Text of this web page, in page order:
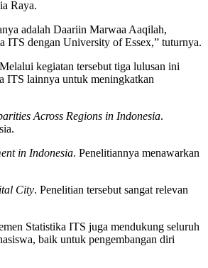
Raya.
adalah Daariin Marwaa Aaqilah,
ITS dengan University of Essex,” tuturnya.
kegiatan tersebut tiga lulusan ini
ITS lainnya untuk meningkatkan
Across Regions in Indonesia.
in Indonesia. Penelitiannya menawarkan
City. Penelitian tersebut sangat relevan
Statistika ITS juga mendukung seluruh
baik untuk pengembangan diri